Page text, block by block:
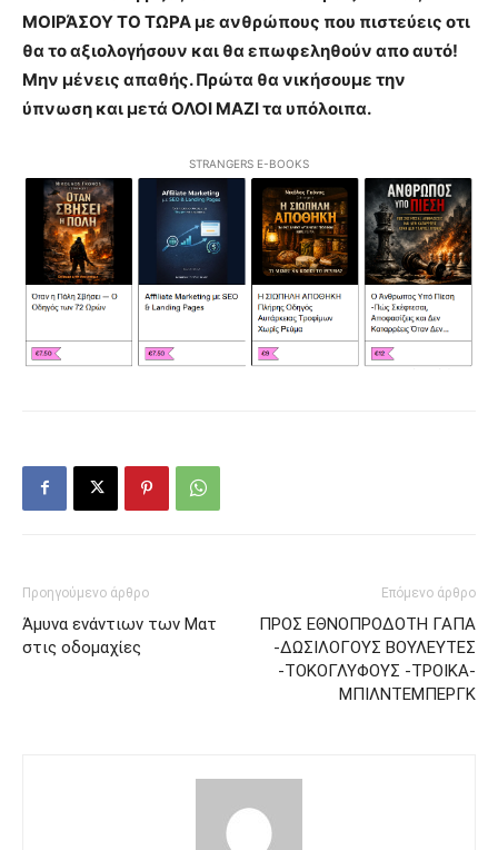
ΜΟΙΡΆΣΟΥ ΤΟ ΤΩΡΑ με ανθρώπους που πιστεύεις οτι
θα το αξιολογήσουν και θα επωφεληθούν απο αυτό!
Μην μένεις απαθής. Πρώτα θα νικήσουμε την
ύπνωση και μετά ΟΛΟΙ ΜΑΖΙ τα υπόλοιπα.
STRANGERS E-BOOKS
Προηγούμενο άρθρο
Άμυνα ενάντιων των Ματ
στις οδομαχίες
Επόμενο άρθρο
ΠΡΟΣ ΕΘΝΟΠΡΟΔΟΤΗ ΓΑΠΑ
-ΔΩΣΙΛΟΓΟΥΣ ΒΟΥΛΕΥΤΕΣ
-ΤΟΚΟΓΛΥΦΟΥΣ -ΤΡΟΙΚΑ-
ΜΠΙΛΝΤΕΜΠΕΡΓΚ